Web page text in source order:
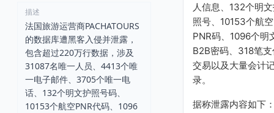
描述
法国旅游运营商PACHATOURS
的数据库遭黑客入侵并泄露，
包含超过220万行数据，涉及
31087名唯一人员、4413个唯
一电子邮件、3705个唯一电
话、132个明文护照号码、
10153个航空PNR代码、1096
人信息、132个明
照号、10153个航空
PNR码、1096个明
B2B密码、318笔支
交易以及大量会计
录。
据称泄露内容如下